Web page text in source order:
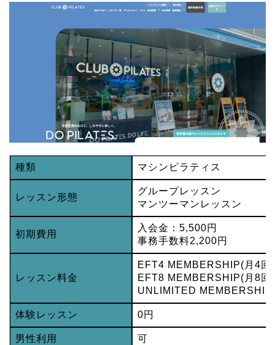
種類 マシンピラティス
レッスン形態
グループレッスン
マンツーマンレッスン
初期費用
入会金：5,500円
事務手数料2,200円
レッスン料金
EFT4 MEMBERSHIP(月4回
EFT8 MEMBERSHIP(月8回
UNLIMITED
体験レッスン 0円
男性利用 可